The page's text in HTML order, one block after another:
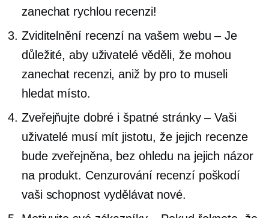
zanechat rychlou recenzi!
Zviditelnění recenzí na vašem webu – Je
důležité, aby uživatelé věděli, že mohou
zanechat recenzi, aniž by pro to museli
hledat místo.
Zveřejňujte dobré i špatné stránky – Vaši
uživatelé musí mít jistotu, že jejich recenze
bude zveřejněna, bez ohledu na jejich názor
na produkt. Cenzurování recenzí poškodí
vaši schopnost vydělávat nové.